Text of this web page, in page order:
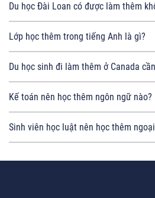
Du học Đài Loan có được làm thêm
Lớp học thêm trong tiếng Anh là gì?
Du học sinh đi làm thêm ở Canada
Kế toán nên học thêm ngôn ngữ nào?
Sinh viên học luật nên học thêm